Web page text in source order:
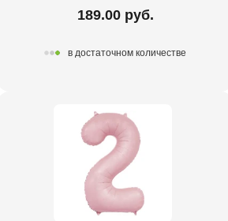
189.00 руб.
в достаточном количестве